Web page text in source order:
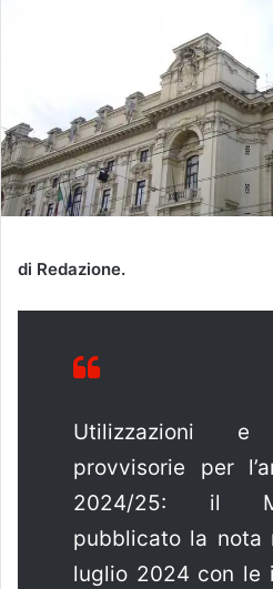
di Redazione.
Utilizzazioni e
provvisorie per
2024/25: il
pubblicato la nota
luglio 2024 con le